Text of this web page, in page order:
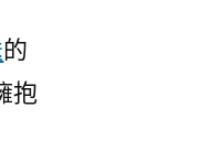
的
抱